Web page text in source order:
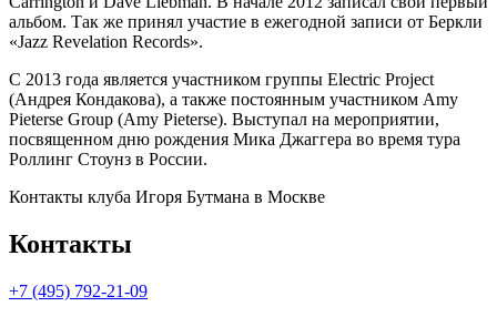
альбом. Так же принял участие в ежегодной записи от Беркли
«Jazz Revelation Records».
С 2013 года является участником группы Electric Project
(Андрея Кондакова), а также постоянным участником Amy
Pieterse Group (Amy Pieterse). Выступал на мероприятии,
посвященном дню рождения Мика Джаггера во время тура
Роллинг Стоунз в России.
Контакты клуба Игоря Бутмана в Москве
Контакты
+7 (495) 792-21-09